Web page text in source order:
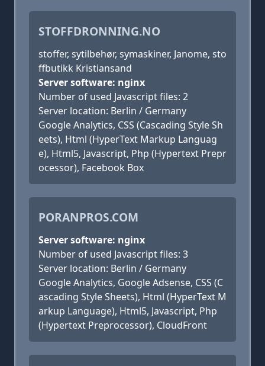
STOFFDRONNING.NO
stoffer, sytilbehør, symaskiner, Janome, sto
ffbutikk Kristiansand
Server software: nginx
Number of used Javascript files: 2
Server location: Berlin / Germany
Google Analytics, CSS (Cascading Style Sh
eets), Html (HyperText Markup Languag
e), Html5, Javascript, Php (Hypertext Prepr
ocessor), Facebook Box
PORANPROS.COM
Server software: nginx
Number of used Javascript files: 3
Server location: Berlin / Germany
Google Analytics, Google Adsense, CSS (C
ascading Style Sheets), Html (HyperText M
arkup Language), Html5, Javascript, Php
(Hypertext Preprocessor), CloudFront